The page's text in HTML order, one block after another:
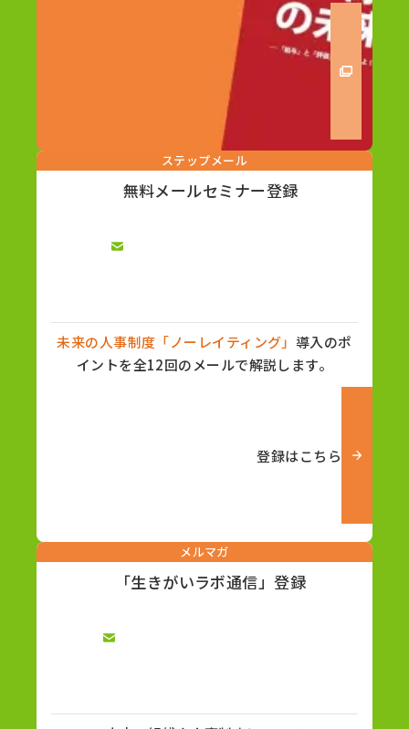
ステップメール
無料メールセミナー登録
未来の人事制度「ノーレイティング」 導入のポ
イントを全12回のメールで解説します。
登録はこちら
メルマガ
「生きがいラボ通信」登録